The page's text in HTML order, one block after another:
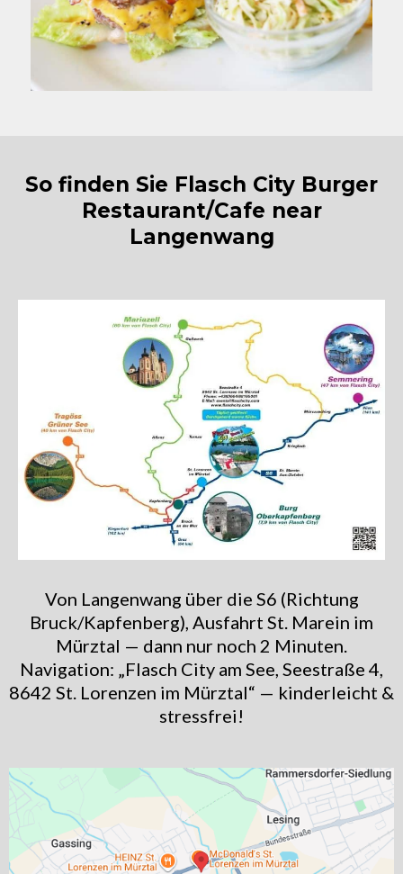
So finden Sie Flasch City Burger
Restaurant/Cafe near
Langenwang
Von Langenwang über die S6 (Richtung
Bruck/Kapfenberg), Ausfahrt St. Marein im
Mürztal — dann nur noch 2 Minuten.
Navigation: „Flasch City am See, Seestraße 4,
8642 St. Lorenzen im Mürztal“ — kinderleicht &
stressfrei!